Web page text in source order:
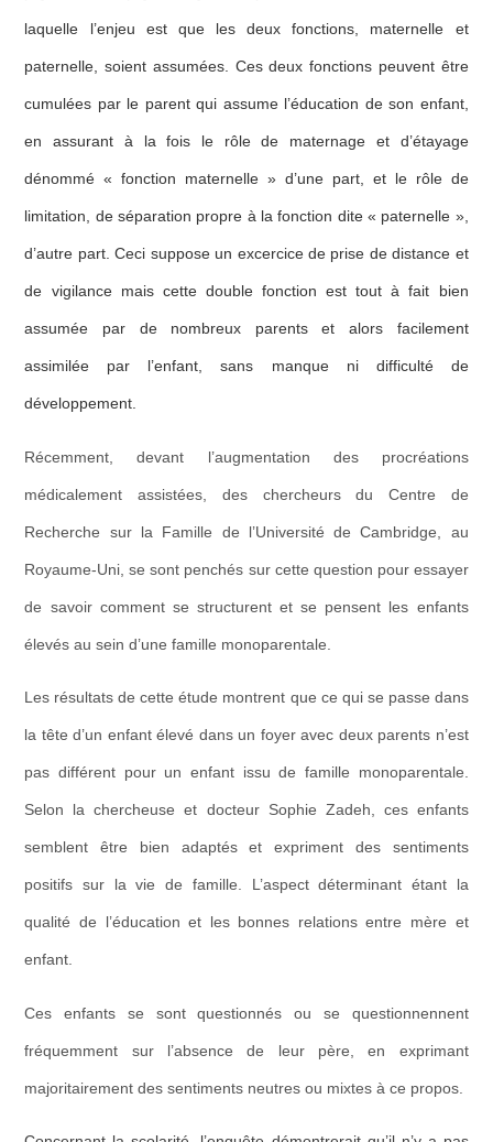
laquelle l’enjeu est que les deux fonctions, maternelle et
paternelle, soient assumées. Ces deux fonctions peuvent être
cumulées par le parent qui assume l’éducation de son enfant,
en assurant à la fois le rôle de maternage et d’étayage
dénommé « fonction maternelle » d’une part, et le rôle de
limitation, de séparation propre à la fonction dite « paternelle »,
d’autre part. Ceci suppose un excercice de prise de distance et
de vigilance mais cette double fonction est tout à fait bien
assumée par de nombreux parents et alors facilement
assimilée par l’enfant, sans manque ni difficulté de
développement.
Récemment, devant l’augmentation des procréations
médicalement assistées, des chercheurs du Centre de
Recherche sur la Famille de l’Universitéde Cambridge, au
Royaume-Uni, se sont penchés sur cette question pour essayer
de savoir comment se structurent et se pensent les enfants
élevés au sein d’une famille monoparentale.
Les résultats de cette étude montrent que ce qui se passe dans
la tête d’un enfantélevé dans un foyer avec deux parents n’est
pas différent pour un enfant issu de famille monoparentale.
Selon la chercheuse et docteur Sophie Zadeh, ces enfants
semblent être bien adaptés et expriment des sentiments
positifs sur la vie de famille. L’aspect déterminant étant la
qualité de l’éducation et les bonnes relations entre mère et
enfant.
Ces enfants se sont questionnés ou se questionnennent
fréquemment sur l’absence de leur père, en exprimant
majoritairement des sentiments neutres ou mixtes à ce propos.